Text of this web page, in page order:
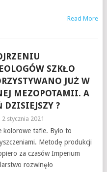
Read More
SZKŁO
JUŻ W
MEZOPOTAMII. A
DZISIEJSZY ?
2 stycznia 2021
kolorowe tafle. Było to
Metodę produkcji
za czasów Imperium
rozwinęło